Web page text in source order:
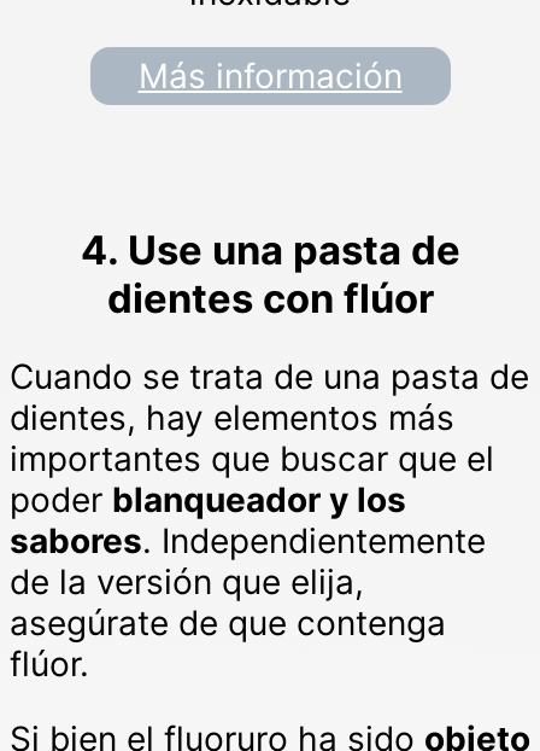
Más información
4. Use una pasta de
dientes con flúor
Cuando se trata de una pasta de
dientes, hay elementos más
importantes que buscar que el
poder blanqueador y los
sabores. Independientemente
de la versión que elija,
asegúrate de que contenga
flúor.
Si bien el fluoruro ha sido objeto